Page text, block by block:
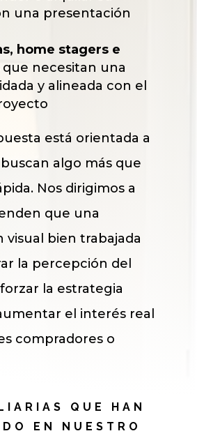
una presentación
home stagers e
necesitan una
y alineada con el
está orientada a
algo más que
Nos dirigimos a
que una
visual bien trabajada
la percepción del
la estrategia
el interés real
compradores o
QUE HAN
EN NUESTRO